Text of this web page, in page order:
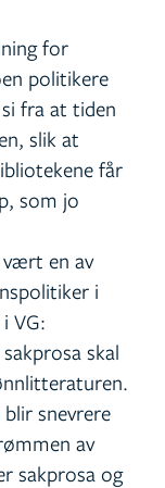
for
politikere
fra at tiden
slik at
får
som jo
en av
i
VG:
skal
snevrere
av
sakprosa og